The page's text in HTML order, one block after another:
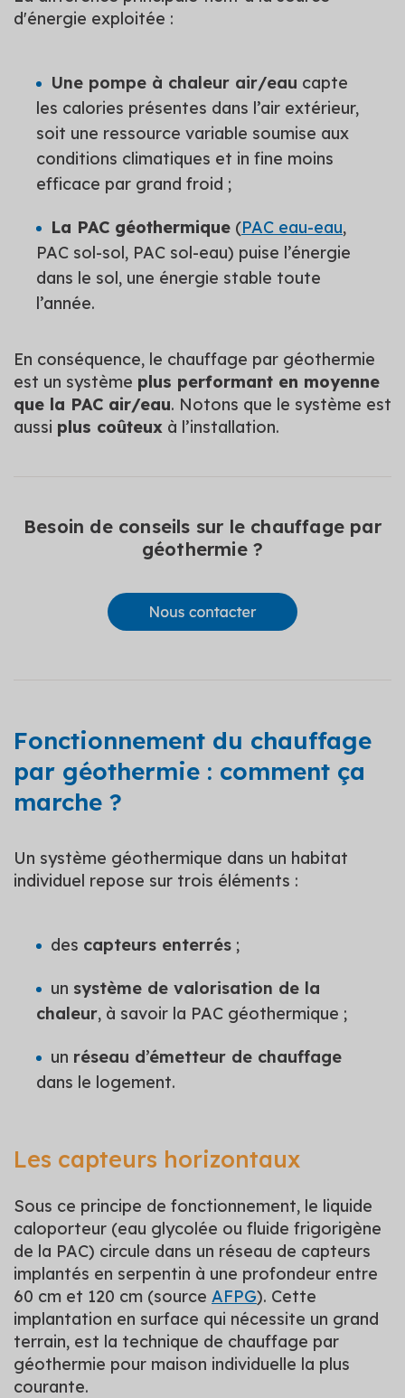
d'énergie exploitée :
Une pompe à chaleur air/eau capte
les calories présentes dans l’air extérieur,
soit une ressource variable soumise aux
conditions climatiques et in fine moins
efficace par grand froid ;
La PAC géothermique (PAC eau-eau,
PAC sol-sol, PAC sol-eau) puise l’énergie
dans le sol, une énergie stable toute
l’année.
En conséquence, le chauffage par géothermie
est un système plus performant en moyenne
que la PAC air/eau. Notons que le système est
aussi plus coûteux à l’installation.
Besoin de conseils sur le chauffage par
géothermie ?
Fonctionnement du chauffage
par géothermie : comment ça
marche ?
Un système géothermique dans un habitat
individuel repose sur trois éléments :
des capteurs enterrés ;
un système de valorisation de la
chaleur, à savoir la PAC géothermique ;
un réseau d’émetteur de chauffage
dans le logement.
Les capteurs horizontaux
Sous ce principe de fonctionnement, le liquide
caloporteur (eau glycolée ou fluide frigorigène
de la PAC) circule dans un réseau de capteurs
implantés en serpentin à une profondeur entre
60 cm et 120 cm (source AFPG). Cette
implantation en surface qui nécessite un grand
terrain, est la technique de chauffage par
géothermie pour maison individuelle la plus
courante.